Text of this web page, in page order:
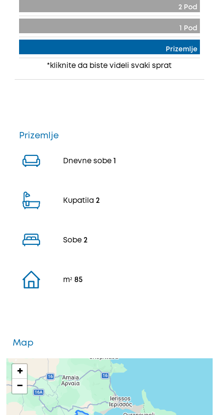
2 Pod
1 Pod
Prizemlje
*kliknite da biste videli svaki sprat
Prizemlje
Dnevne sobe
Kupatila 2
Sobe 2
m² 85
Map
+
−